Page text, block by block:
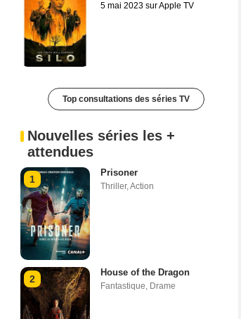
5 mai 2023 sur Apple TV
Top consultations des séries TV
Nouvelles séries les +
attendues
1
Prisoner
Thriller,Action
2
House of the Dragon
Fantastique, Drame